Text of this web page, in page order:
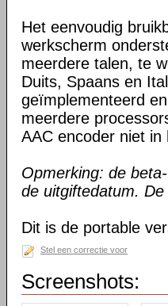
Het eenvoudig
werkscherm
meerdere talen, te
Duits, Spaans en
geïmplementeerd
meerdere
AAC encoder niet
Opmerking: de
de uitgiftedatum.
Dit is de portable
Stel een correctie voor
Screenshots: